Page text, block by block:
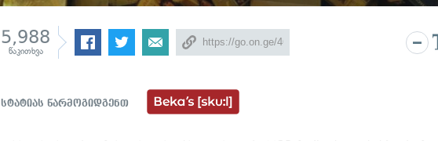
5,988
წაკითხვა
სტატიას წარმოგიდგენთ